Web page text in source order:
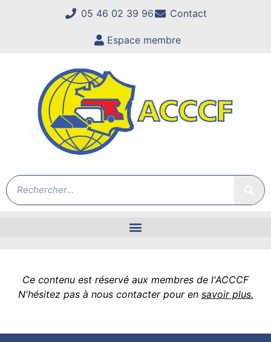
05 46 02 39 96 Contact
Espace membre
Ce contenu est réservé aux membres de l'ACCCF
N'hésitez pas à nous contacter pour en savoir plus.